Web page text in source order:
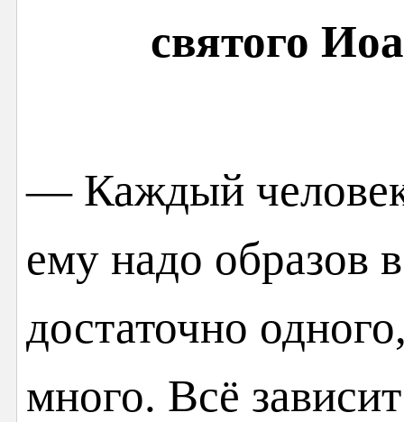
святого
— Каждый
ему надо образов
достаточно
много. Всё